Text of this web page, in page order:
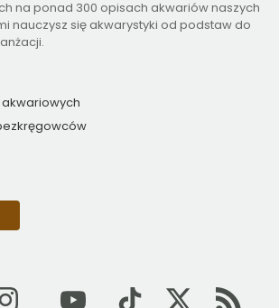
na ponad 300 opisach akwariów naszych
nauczysz się akwarystyki od podstaw do